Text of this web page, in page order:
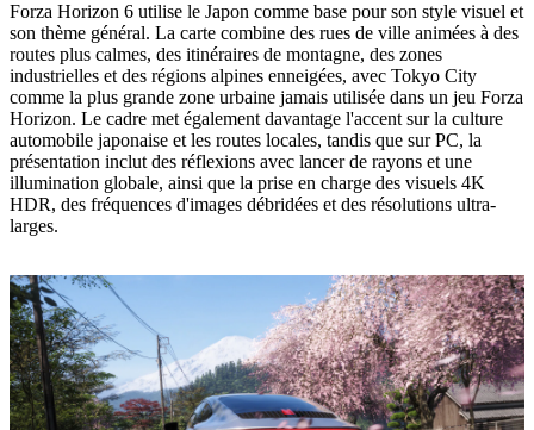
Forza Horizon 6 utilise le Japon comme base pour son style visuel et
son thème général. La carte combine des rues de ville animées à des
routes plus calmes, des itinéraires de montagne, des zones
industrielles et des régions alpines enneigées, avec Tokyo City
comme la plus grande zone urbaine jamais utilisée dans un jeu Forza
Horizon. Le cadre met également davantage l'accent sur la culture
automobile japonaise et les routes locales, tandis que sur PC, la
présentation inclut des réflexions avec lancer de rayons et une
illumination globale, ainsi que la prise en charge des visuels 4K
HDR, des fréquences d'images débridées et des résolutions ultra-
larges.